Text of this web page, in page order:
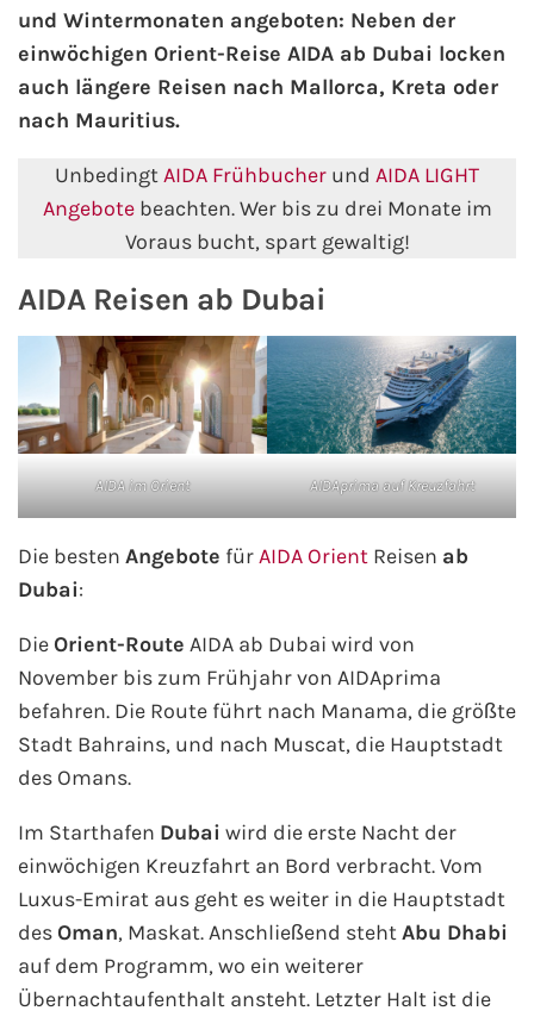
AIDA Kanaren & Madeira
AIDA Nordeuropa
AIDA Norwegen
AIDA Westeuropa
AIDA Ostsee
AIDA Orient
AIDA Adria
AIDA Nordamerika
AIDA Südostasien
Alle AIDA Häfen
Mein Schiff Karibik
Mein Schiff Norwegen
Mein Schiff Mittelmeer
und Wintermonaten angeboten: Neben der
einwöchigen Orient-Reise AIDA ab Dubai locken
auch längere Reisen nach Mallorca, Kreta oder
nach Mauritius.
UnbedingtAIDA Frühbucher und AIDA LIGHT
Angebotebeachten. Wer bis zu drei Monate im
Voraus bucht, spart gewaltig!
AIDA Reisen ab Dubai
AIDA im Orient AIDAprima auf Kreuzfahrt
Die besten Angebote fürAIDA Orient Reisen ab
Dubai:
Die Orient-Route AIDA ab Dubai wird von
November bis zum Frühjahr von AIDAprima
befahren. Die Route führt nach Manama, die größte
Stadt Bahrains, und nach Muscat, die Hauptstadt
des Omans.
Im Starthafen Dubai wird die erste Nacht der
einwöchigen Kreuzfahrt an Bord verbracht. Vom
Luxus-Emirat aus geht es weiter in die Hauptstadt
des Oman, Maskat. Anschließend stehtAbu Dhabi
auf dem Programm, wo ein weiterer
Übernachtaufenthalt ansteht. Letzter Halt ist die